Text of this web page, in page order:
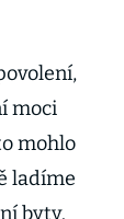
moci
mohlo
ladíme
byty.